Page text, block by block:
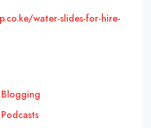
water-slides-for-hire-